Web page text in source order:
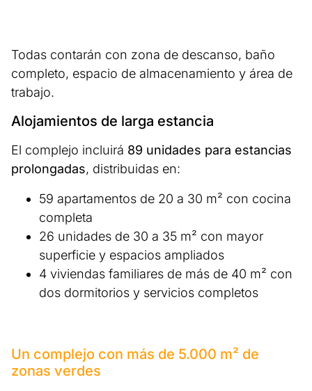
Todas contarán con zona de descanso, baño
completo, espacio de almacenamiento y área de
trabajo.
Alojamientos de larga estancia
El complejo incluirá 89 unidades para estancias
prolongadas, distribuidas en:
59 apartamentos de 20 a 30 m² con cocina
completa
26 unidades de 30 a 35 m² con mayor
superficie y espacios ampliados
4 viviendas familiares de más de 40 m² con
dos dormitorios y servicios completos
Un complejo con más de 5.000 m² de
zonas verdes